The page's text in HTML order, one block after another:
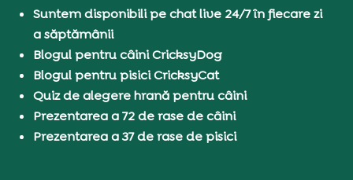
Suntem disponibili pe chat live 24/7 în fiecare zi
a săptămânii
Blogul pentru câini CricksyDog
Blogul pentru pisici CricksyCat
Quiz de alegere hrană pentru câini
Prezentarea a 72 de rase de câini
Prezentarea a 37 de rase de pisici